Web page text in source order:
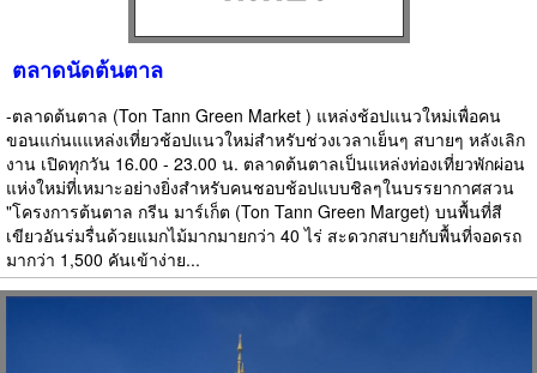
ตลาดนัดต้นตาล
-ตลาดต้นตาล (Ton Tann Green Market ) แหล่งช้อปแนวใหม่เพื่อคน
ขอนแก่นแแหล่งเที่ยวช้อปแนวใหม่สำหรับช่วงเวลาเย็นๆ สบายๆ หลังเลิก
งาน เปิดทุกวัน 16.00 - 23.00 น. ตลาดต้นตาลเป็นแหล่งท่องเที่ยวพักผ่อน
แห่งใหม่ที่เหมาะอย่างยิ่งสำหรับคนชอบช้อปแบบชิลๆในบรรยากาศสวน
"โครงการต้นตาล กรีน มาร์เก็ต (Ton Tann Green Marget) บนพื้นที่สี
เขียวอันร่มรื่นด้วยแมกไม้มากมายกว่า 40 ไร่ สะดวกสบายกับพื้นที่จอดรถ
มากว่า 1,500 คันเข้าง่าย...